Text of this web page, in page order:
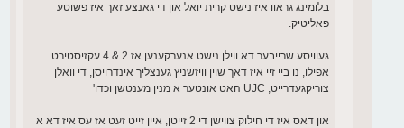
בלומינג גראוו איז נישט קרית יואל און די גאנצע זאך איז פשוטע
פאליטיק.
געוויסע שרייבער דא ווילן נישט אנערקענען אז 2 & 4 עקזיסטירט
אפילו, נו ביי זיי איז דאך שוין וויזשניץ גענצליך אינדרויסן, די וואלן
צוריקגעדרייט, UJC האט אונטער א מנין מענטשן וכדו'
און דאס איז די חילוק צווישן די 2 זייטן, איין זייט זעט אז עס איז דא א